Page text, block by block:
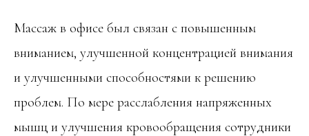
Массаж в офисе был связан с повышенным
вниманием, улучшенной концентрацией внимания
и улучшенными способностями к решению
проблем. По мере расслабления напряженных
мышц и улучшения кровообращения сотрудники